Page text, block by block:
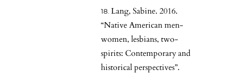
Lang, Sabine. 2016.
“Native American men-
women, lesbians, two-
spirits: Contemporary and
historical perspectives”.